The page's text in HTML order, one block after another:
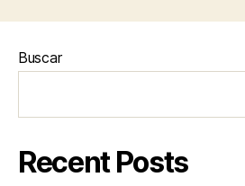
Buscar
Recent Posts